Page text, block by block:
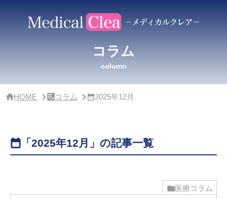
要
コラム
column
HOME コラム 2025年12月
「2025年12月」の記事一覧
医療コラム